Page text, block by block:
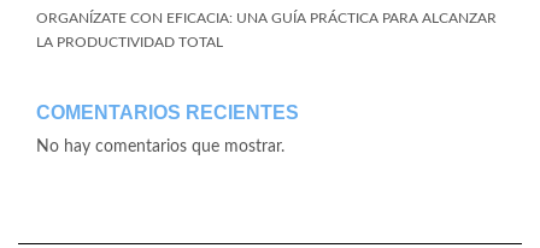
ORGANÍZATE CON EFICACIA: UNA GUÍA PRÁCTICA PARA ALCANZAR
LA PRODUCTIVIDAD TOTAL
COMENTARIOS RECIENTES
No hay comentarios que mostrar.